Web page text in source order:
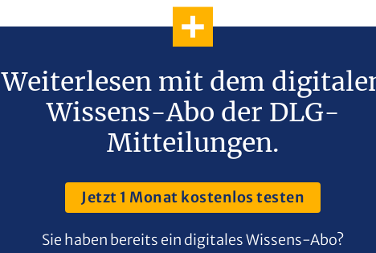
Weiterlesen mit dem
Wissens-Abo der DLG-
Mitteilungen.
Jetzt 1 Monat kostenlos testen
Sie haben bereits ein digitales Wissens-Abo?